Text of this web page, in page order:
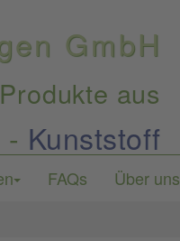
GmbH
aus
- Kunststoff
FAQs Über uns